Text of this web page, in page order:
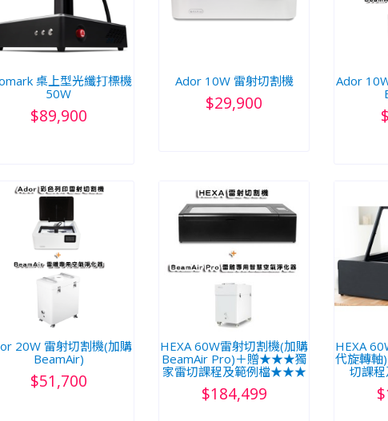
桌上型光纖打標機
50W
$89,900
Ador 10W 雷射切割機
$29,900
Ador
20W 雷射切割機(加購
BeamAir)
$51,700
HEXA 60W雷射切割機(加購
BeamAir Pro)＋贈★★★獨
家雷切課程及範例檔★★★
$184,499
HEXA
代旋轉
切課